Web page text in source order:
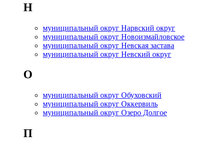
Н
муниципальный округ Нарвский округ
муниципальный округ Новоизмайловское
муниципальный округ Невская застава
муниципальный округ Невский округ
О
муниципальный округ Обуховский
муниципальный округ Оккервиль
муниципальный округ Озеро Долгое
П